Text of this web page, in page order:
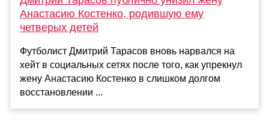
Анастасию Костенко, родившую ему
четверых детей
Футболист Дмитрий Тарасов вновь нарвался на
хейт в социальных сетях после того, как упрекнул
жену Анастасию Костенко в слишком долгом
восстановлении ...